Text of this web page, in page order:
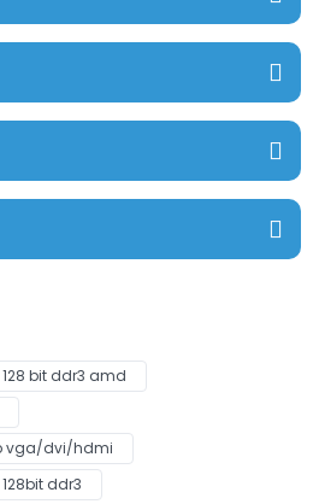
bit ddr3 amd
vga/dvi/hdmi
ddr3